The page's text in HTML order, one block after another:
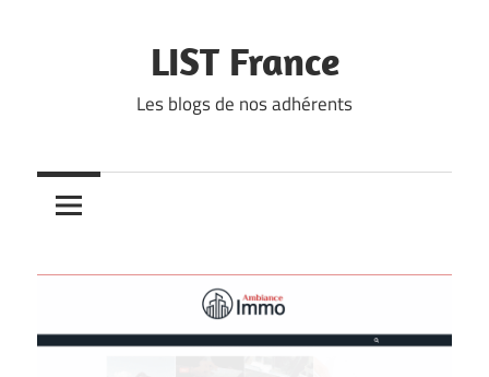
LIST France
Les blogs de nos adhérents